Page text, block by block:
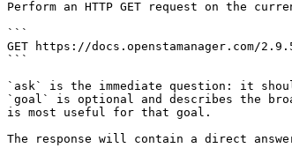
Perform an HTTP GET request on the
```
GET https://docs.openstamanager.com/
```
`ask` is the immediate question: it
`goal` is optional and describes the
is most useful for that goal.
The response will contain a direct